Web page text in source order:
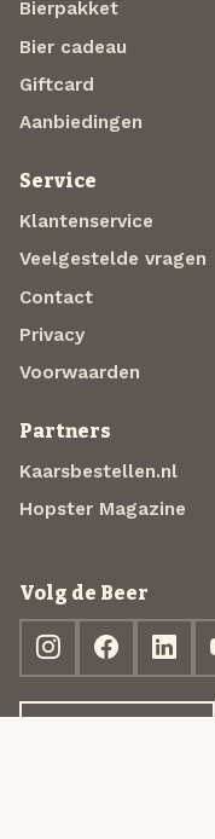
Bierpakket
Bier cadeau
Giftcard
Aanbiedingen
Service
Klantenservice
Veelgestelde vragen
Contact
Privacy
Voorwaarden
Partners
Kaarsbestellen.nl
Hopster Magazine
Volg de Beer